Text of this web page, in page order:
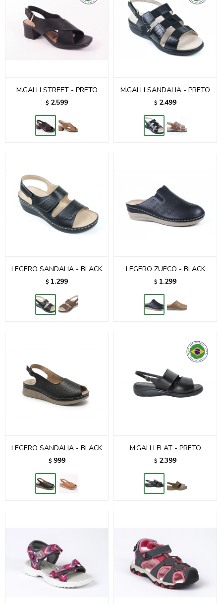
M.GALLI STREET - PRETO
$ 2.599
M.GALLI SANDALIA - PRETO
$ 2.499
LEGERO SANDALIA - BLACK
$ 1.299
LEGERO ZUECO - BLACK
$ 1.299
LEGERO SANDALIA - BLACK
$ 999
M.GALLI FLAT - PRETO
$ 2.399